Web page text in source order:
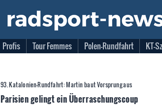
Profis Tour Femmes Polen-Rundfahrt KT-
93. Katalonien-Rundfahrt: Martin baut Vorsprung aus
Parisien gelingt ein Überraschungscoup